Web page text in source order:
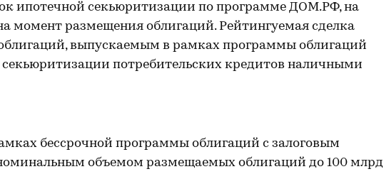
ипотечной секьюритизации по программе ДОМ.РФ, на
момент размещения облигаций. Рейтингуемая сделка
выпускаемым в рамках программы облигаций
секьюритизации потребительских кредитов наличными
бессрочной программы облигаций с залоговым
объемом размещаемых облигаций до 100 млрд